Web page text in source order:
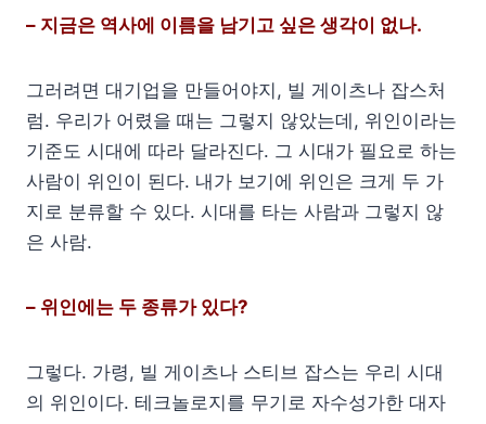
– 지금은 역사에 이름을 남기고 싶은 생각이 없나.
그러려면 대기업을 만들어야지, 빌 게이츠나 잡스처
럼. 우리가 어렸을 때는 그렇지 않았는데, 위인이라는
기준도 시대에 따라 달라진다. 그 시대가 필요로 하는
사람이 위인이 된다. 내가 보기에 위인은 크게 두 가
지로 분류할 수 있다. 시대를 타는 사람과 그렇지 않
은 사람.
– 위인에는 두 종류가 있다?
그렇다. 가령, 빌 게이츠나 스티브 잡스는 우리 시대
의 위인이다. 테크놀로지를 무기로 자수성가한 대자